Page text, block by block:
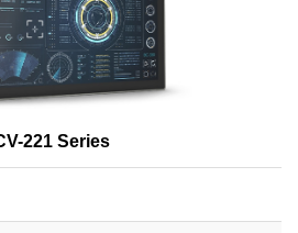
221 Series